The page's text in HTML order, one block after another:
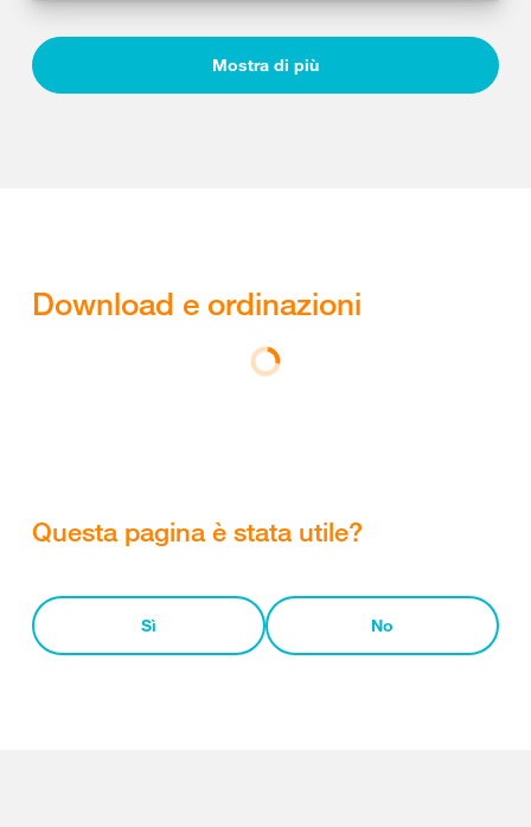
Mostra di più
Download e ordinazioni
Questa pagina è stata utile?
Sì No